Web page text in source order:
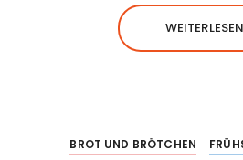
WEITERLESEN
BROT UND BRÖTCHEN